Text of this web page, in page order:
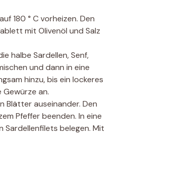
180 ° C vorheizen. Den
mit Olivenöl und Salz
halbe Sardellen, Senf,
und dann in eine
hinzu, bis ein lockeres
Gewürze an.
Blätter auseinander. Den
Pfeffer beenden. In eine
Sardellenfilets belegen. Mit